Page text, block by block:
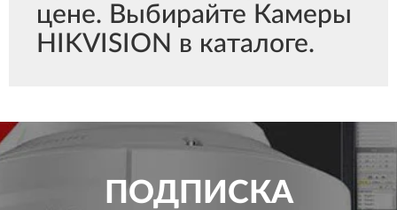
цене. Выбирайте Камеры
HIKVISION в каталоге.
ПОДПИСКА